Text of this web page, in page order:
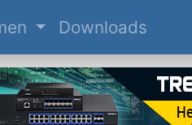
Downloads